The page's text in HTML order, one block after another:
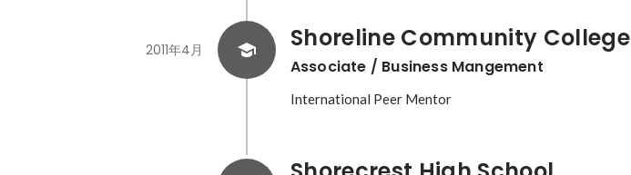
Shoreline Community College
Associate / Business Mangement
2011年4月
International Peer Mentor